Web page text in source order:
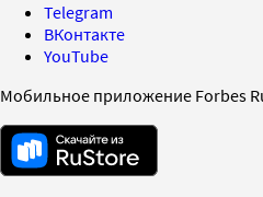
Telegram
ВКонтакте
YouTube
Мобильное приложение Forbes